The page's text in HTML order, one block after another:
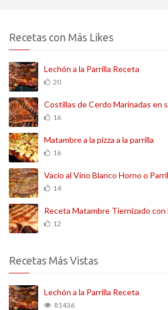
Recetas con Más Likes
Lechón a la Parrilla Receta
20
Costillas de Cerdo Marinadas en
16
Matambre a la pizza a la parrilla
16
Vacío al Vino Blanco Horno o
14
Receta Matambre Tiernizado con
12
Recetas Más Vistas
Lechón a la Parrilla Receta
81436